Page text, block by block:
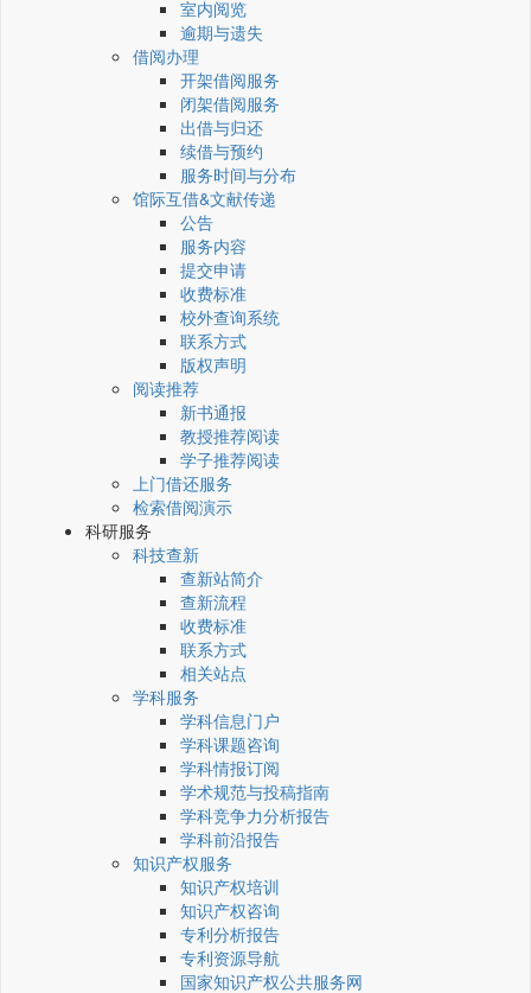
室内阅览
逾期与遗失
借阅办理
开架借阅服务
闭架借阅服务
出借与归还
续借与预约
服务时间与分布
馆际互借&文献传递
公告
服务内容
提交申请
收费标准
校外查询系统
联系方式
版权声明
阅读推荐
新书通报
教授推荐阅读
学子推荐阅读
上门借还服务
检索借阅演示
科研服务
科技查新
查新站简介
查新流程
收费标准
联系方式
相关站点
学科服务
学科信息门户
学科课题咨询
学科情报订阅
学术规范与投稿指南
学科竞争力分析报告
学科前沿报告
知识产权服务
知识产权培训
知识产权咨询
专利分析报告
专利资源导航
国家知识产权公共服务网